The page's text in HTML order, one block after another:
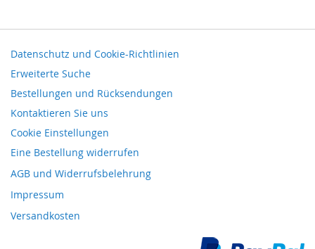
Datenschutz und Cookie-Richtlinien
Erweiterte Suche
Bestellungen und Rücksendungen
Kontaktieren Sie uns
Cookie Einstellungen
Eine Bestellung widerrufen
AGB und Widerrufsbelehrung
Impressum
Versandkosten